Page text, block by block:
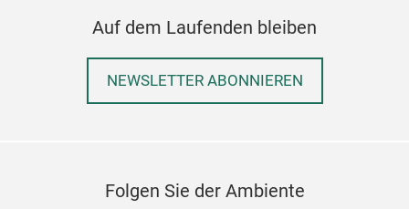
Auf dem Laufenden bleiben
NEWSLETTER ABONNIEREN
Folgen Sie der Ambiente